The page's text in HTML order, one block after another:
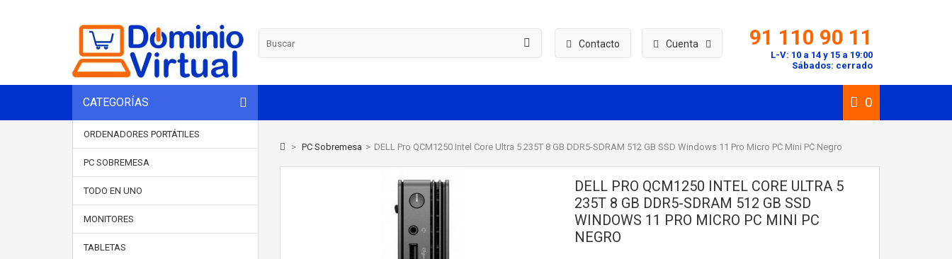
Cuenta
Contacto 91 110 90 11
L-V: 10 a 14 y 15 a 19:00
Sábados: cerrado
CATEGORÍAS 0
ORDENADORES PORTÁTILES
PC SOBREMESA
TODO EN UNO
MONITORES
TABLETAS
> PC Sobremesa > DELL Pro QCM1250 Intel Core Ultra 5 235T 8 GB DDR5-SDRAM 512 GB SSD Windows 11 Pro Micro PC Mini PC Negro
DELL PRO QCM1250 INTEL CORE ULTRA 5
235T 8 GB DDR5-SDRAM 512 GB SSD
WINDOWS 11 PRO MICRO PC MINI PC
NEGRO